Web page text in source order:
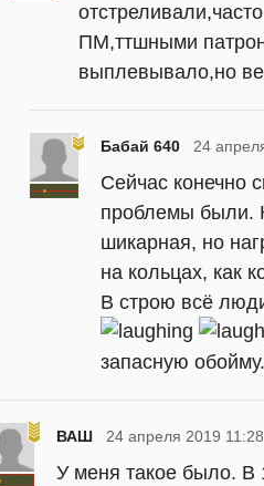
ПМ,ттшными
выплевывало,но
Бабай 640 24
Сейчас конечно
проблемы были.
шикарная, но
на кольцах, как
В строю всё
запасную обойму.
ВАШ 24 апреля 2019 11:28
У меня такое было. В